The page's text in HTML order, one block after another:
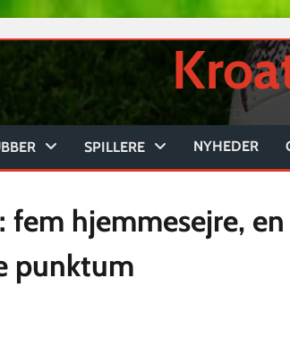
SPILLERE NYHEDER
fem hjemmesejre,
punktum